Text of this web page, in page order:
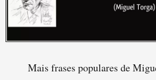
Mais frases populares de